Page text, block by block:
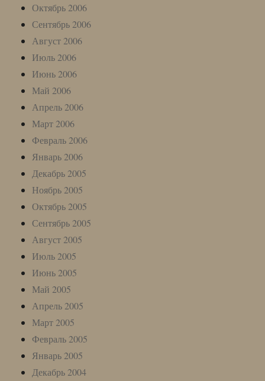
Октябрь 2006
Сентябрь 2006
Август 2006
Июль 2006
Июнь 2006
Май 2006
Апрель 2006
Март 2006
Февраль 2006
Январь 2006
Декабрь 2005
Ноябрь 2005
Октябрь 2005
Сентябрь 2005
Август 2005
Июль 2005
Июнь 2005
Май 2005
Апрель 2005
Март 2005
Февраль 2005
Январь 2005
Декабрь 2004